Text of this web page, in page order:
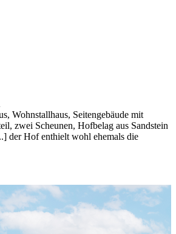
Wohnstallhaus, Seitengebäude mit
zwei Scheunen, Hofbelag aus Sandstein
der Hof enthielt wohl ehemals die